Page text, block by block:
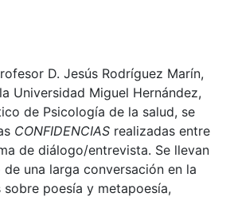
D. Jesús Rodríguez Marín,
Universidad Miguel Hernández,
de Psicología de la salud, se
CONFIDENCIAS realizadas entre
de diálogo/entrevista. Se llevan
una larga conversación en la
poesía y metapoesía,